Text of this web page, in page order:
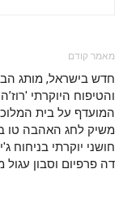
מאמר קודם
חדש בישראל, מותג
והטיפוח היוקרתי
המועדף על בית
משיק לחג האהבה טו
חושני יוקרתי בניחוח
דה פרפיום וסבון עגול